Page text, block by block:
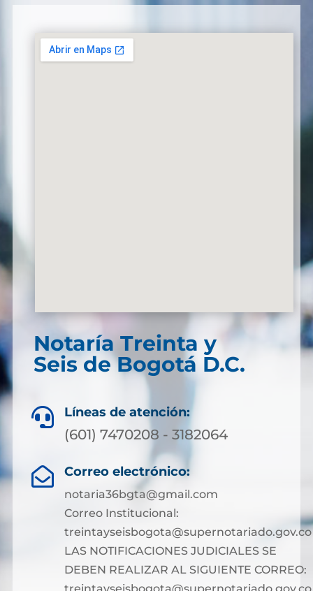
Notaría Treinta y
Seis de Bogotá D.C.
 Líneas de atención:
(601) 7470208 - 3182064
 Correo electrónico:
notaria36bgta@gmail.com
Correo Institucional:
treintayseisbogota@supernotariado.gov.co
LAS NOTIFICACIONES JUDICIALES SE
DEBEN REALIZAR AL SIGUIENTE CORREO: